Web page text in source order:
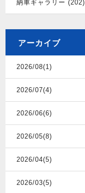
納車ギャラリー (202)
アーカイブ
2026/08(1)
2026/07(4)
2026/06(6)
2026/05(8)
2026/04(5)
2026/03(5)